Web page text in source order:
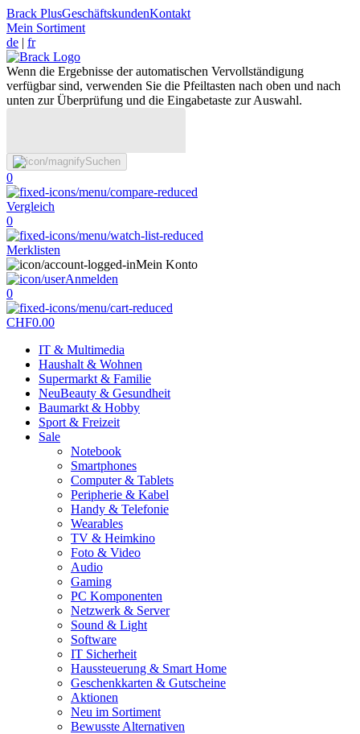
Brack PlusGeschäftskundenKontakt
Mein Sortiment
de | fr
Wenn die Ergebnisse der automatischen Vervollständigung
verfügbar sind, verwenden Sie die Pfeiltasten nach oben und nach
unten zur Überprüfung und die Eingabetaste zur Auswahl.
Suchen
0
Vergleich
0
Merklisten
Mein Konto
Anmelden
0
CHF0.00
IT & Multimedia
Haushalt & Wohnen
Supermarkt & Familie
NeuBeauty & Gesundheit
Baumarkt & Hobby
Sport & Freizeit
Sale
Notebook
Smartphones
Computer & Tablets
Peripherie & Kabel
Handy & Telefonie
Wearables
TV & Heimkino
Foto & Video
Audio
Gaming
PC Komponenten
Netzwerk & Server
Sound & Light
Software
IT Sicherheit
Haussteuerung & Smart Home
Geschenkkarten & Gutscheine
Aktionen
Neu im Sortiment
Bewusste Alternativen